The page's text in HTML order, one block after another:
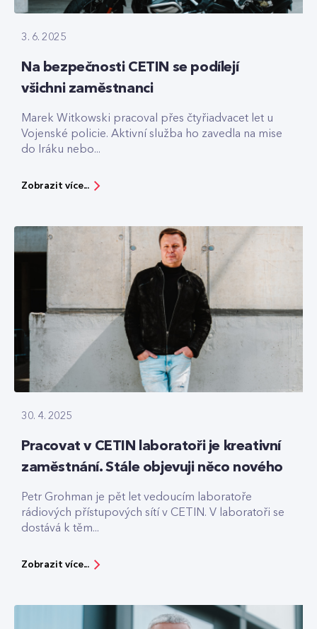
3. 6. 2025
Na bezpečnosti CETIN se podílejí
všichni zaměstnanci
Marek Witkowski pracoval přes čtyřiadvacet let u
Vojenské policie. Aktivní služba ho zavedla na mise
do Iráku nebo...
Zobrazit více...
30. 4. 2025
Pracovat v CETIN laboratoři je kreativní
zaměstnání. Stále objevuji něco nového
Petr Grohman je pět let vedoucím laboratoře
rádiových přístupových sítí v CETIN. V laboratoři se
dostává k těm...
Zobrazit více...